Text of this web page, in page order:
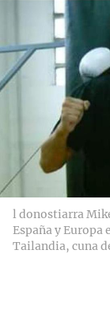
l donostiarra
España y Europa
Tailandia, cuna